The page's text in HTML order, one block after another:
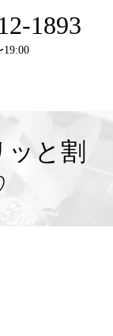
1893
と割